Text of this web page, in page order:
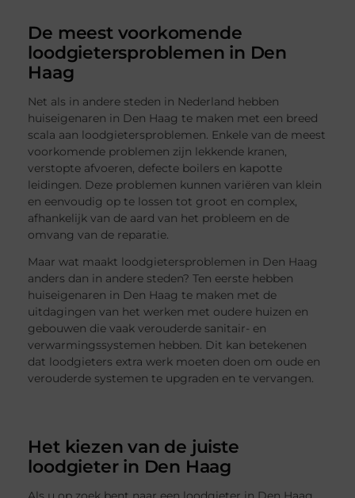
De meest voorkomende
loodgietersproblemen in Den
Haag
Net als in andere steden in Nederland hebben
huiseigenaren in Den Haag te maken met een breed
scala aan loodgietersproblemen. Enkele van de meest
voorkomende problemen zijn lekkende kranen,
verstopte afvoeren, defecte boilers en kapotte
leidingen. Deze problemen kunnen variëren van klein
en eenvoudig op te lossen tot groot en complex,
afhankelijk van de aard van het probleem en de
omvang van de reparatie.
Maar wat maakt loodgietersproblemen in Den Haag
anders dan in andere steden? Ten eerste hebben
huiseigenaren in Den Haag te maken met de
uitdagingen van het werken met oudere huizen en
gebouwen die vaak verouderde sanitair- en
verwarmingssystemen hebben. Dit kan betekenen
dat loodgieters extra werk moeten doen om oude en
verouderde systemen te upgraden en te vervangen.
Het kiezen van de juiste
loodgieter in Den Haag